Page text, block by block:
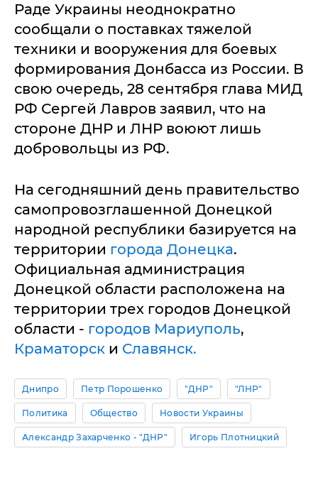
Раде Украины неоднократно
сообщали о поставках тяжелой
техники и вооружения для боевых
формирования Донбасса из России. В
свою очередь, 28 сентября глава МИД
РФ Сергей Лавров заявил, что на
стороне ДНР и ЛНР воюют лишь
добровольцы из РФ.
На сегодняшний день правительство
самопровозглашенной Донецкой
народной республики базируется на
территории города Донецка.
Официальная администрация
Донецкой области расположена на
территории трех городов Донецкой
области - городов Мариуполь,
Краматорск и Славянск.
Днипро Петр Порошенко "ДНР" "ЛНР"
Политика Общество Новости Украины
Александр Захарченко - "ДНР" Игорь Плотницкий